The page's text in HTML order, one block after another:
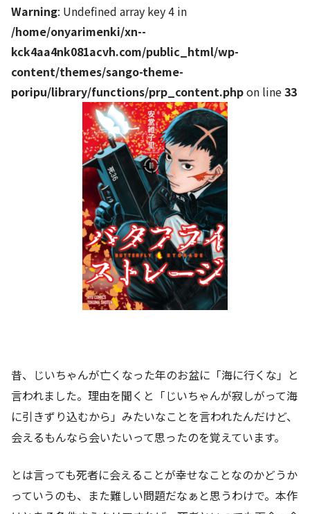
Warning: Undefined array key 4 in
/home/onyarimenki/xn--
kck4aa4nk081acvh.com/public_html/wp-
content/themes/sango-theme-
poripu/library/functions/prp_content.phpon line33
昔、じいちゃんが亡くなった年のお盆に「海に行くな」と
言われました。理由を聞くと「じいちゃんが寂しがって海
に引きずり込むから」みたいなことを言われたんだけど、
会えるもんなら会いたいって思ったのを覚えています。
とは言っても死者に会えることが幸せなことなのかどうか
っていうのも、また難しい問題だなぁと思うわけで。本作